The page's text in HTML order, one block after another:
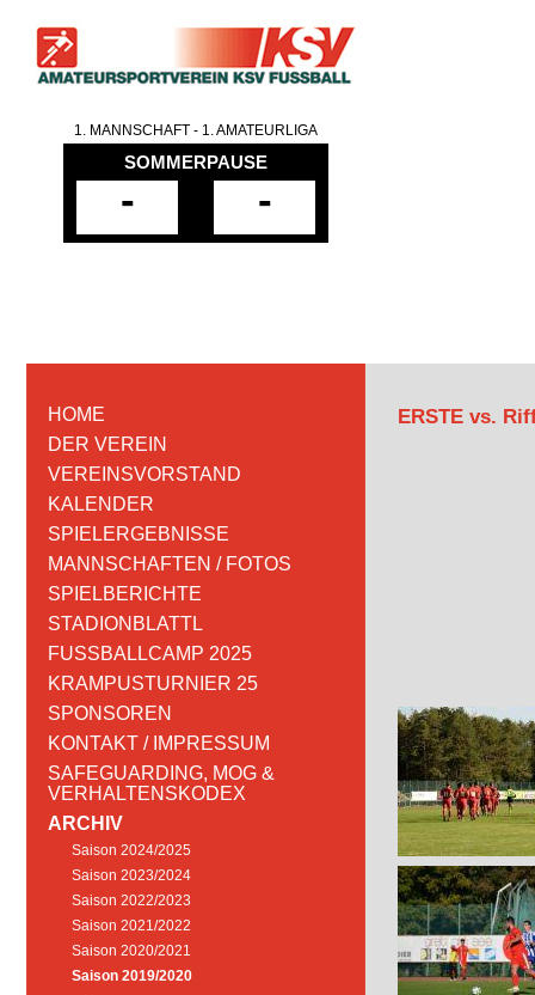
1. MANNSCHAFT - 1. AMATEURLIGA
SOMMERPAUSE
- -
HOME
DER VEREIN
VEREINSVORSTAND
KALENDER
SPIELERGEBNISSE
MANNSCHAFTEN / FOTOS
SPIELBERICHTE
STADIONBLATTL
FUSSBALLCAMP 2025
KRAMPUSTURNIER 25
SPONSOREN
KONTAKT / IMPRESSUM
SAFEGUARDING, MOG &
VERHALTENSKODEX
ARCHIV
Saison 2024/2025
Saison 2023/2024
Saison 2022/2023
Saison 2021/2022
Saison 2020/2021
Saison 2019/2020
ERSTE vs.